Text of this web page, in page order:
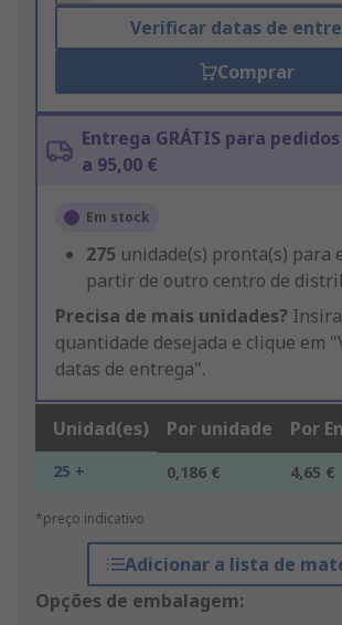
Verificar datas de
Comprar
Entrega GRÁTIS para
a 95,00 €
Em stock
275 unidade(s) pronta(s) para
partir de outro centro de
Precisa de mais unidades?
quantidade desejada e clique em
datas de entrega".
Unidad(es) Por unidade Por
25 + 0,186 € 4,65 €
*preço indicativo
Adicionar a lista de
Opções de embalagem: